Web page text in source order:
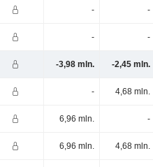
- -
- -
-3,98 mln. -2,45 mln.
- 4,68 mln.
6,96 mln. -
6,96 mln. 4,68 mln.